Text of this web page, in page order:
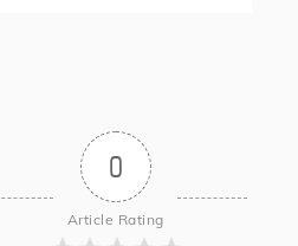
0
Article Rating